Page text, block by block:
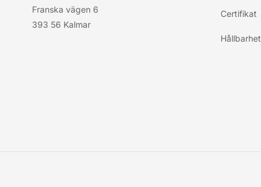
Franska vägen 6
393 56 Kalmar
Certifikat
Hållbarhet